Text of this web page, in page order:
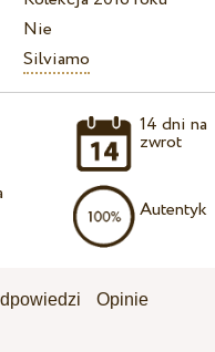
Nie
Silviamo
14 dni na
zwrot
Autentyk
Opinie